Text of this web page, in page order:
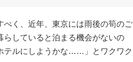
く、近年、東京には雨後の筍のご
らしていると泊まる機会がないの
テルにしようかな……」とワクワク